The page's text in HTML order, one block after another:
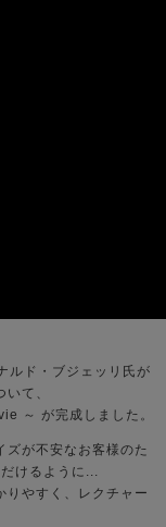
ルド・ブジェッリ氏が
いて、
～ が完成しました。
ズが不安なお客様のた
けるように...
りやすく、レクチャー